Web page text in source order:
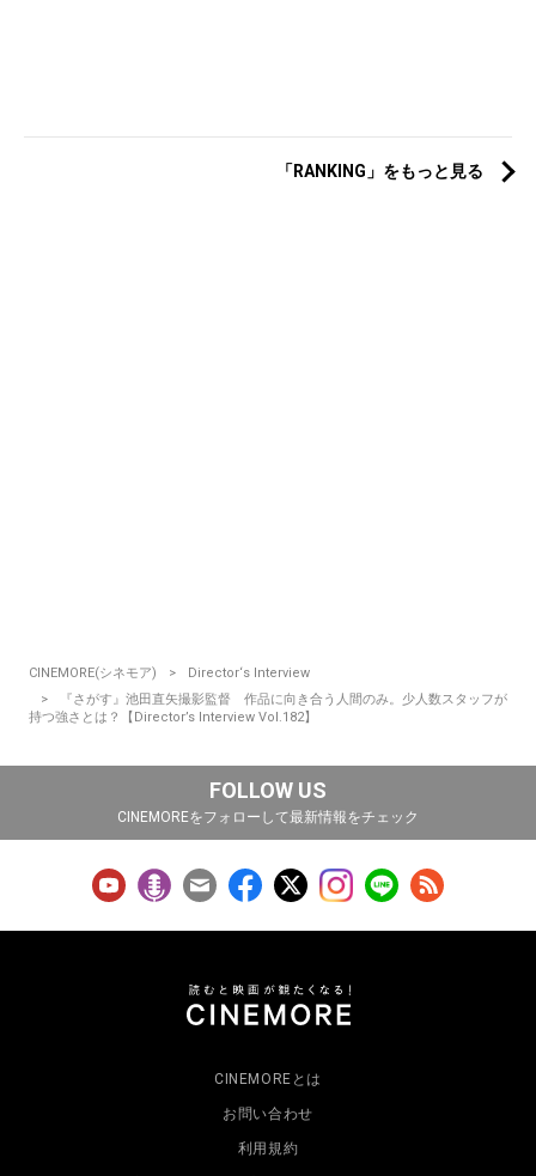
「RANKING」をもっと見る
CINEMORE(シネモア)
Director‘s Interview
『さがす』池田直矢撮影監督 作品に向き合う人間のみ。少人数スタッフが
持つ強さとは？【Director’s Interview Vol.182】
FOLLOW US
CINEMOREをフォローして最新情報をチェック
CINEMOREとは
お問い合わせ
利用規約